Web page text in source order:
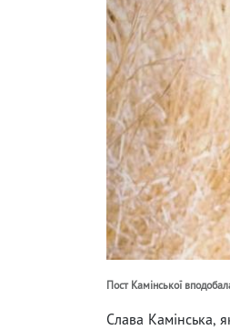
Пост Камінської
Слава Камінська,